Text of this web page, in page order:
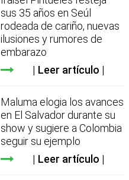
sus 35 años en Seúl
rodeada de cariño, nuevas
ilusiones y rumores de
embarazo
Leer artículo
Maluma elogia los avances
en El Salvador durante su
show y sugiere a Colombia
seguir su ejemplo
Leer artículo